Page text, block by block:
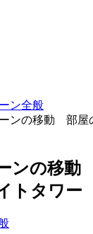
ン全般
ンの移動 部屋
ンの移
トタワー